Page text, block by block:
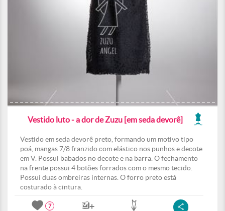
Vestido luto - a dor de Zuzu [em seda devorê]
Vestido em seda devorê preto, formando um motivo tipo
poá, mangas 7/8 franzido com elástico nos punhos e decote
em V. Possui babados no decote e na barra. O fechamento
na frente possui 4 botões forrados com o mesmo tecido.
Possui duas ombreiras internas. O forro preto está
costurado à cintura.
7